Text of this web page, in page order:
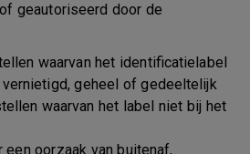
geautoriseerd door de
waarvan het identificatielabel
geheel of gedeeltelijk
waarvan het label niet bij het
oorzaak van buitenaf,